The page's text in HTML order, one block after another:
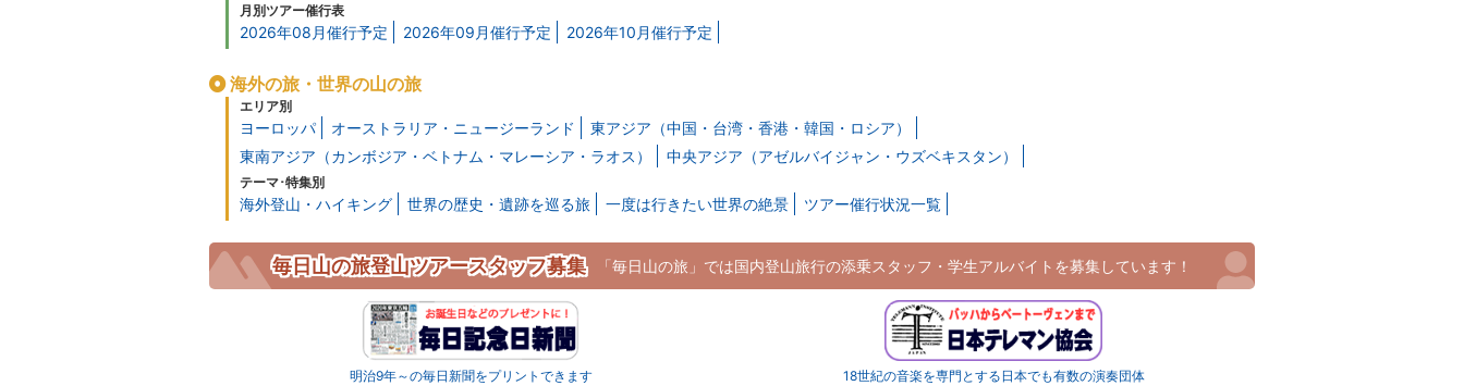
月別ツアー催行表
2026年08月催行予定 2026年09月催行予定 2026年10月催行予定
海外の旅・世界の山の旅
エリア別
ヨーロッパ オーストラリア・ニュージーランド
東アジア（中国・台湾・香港・韓国・ロシア）
東南アジア（カンボジア・ベトナム・マレーシア・ラオス）
中央アジア（アゼルバイジャン・ウズベキスタン）
テーマ･特集別
海外登山・ハイキング 世界の歴史・遺跡を巡る旅 一度は行きたい世界の絶景 ツアー催行状況一覧
毎日山の旅登山ツアースタッフ募集 「毎日山の旅」では国内登山旅行の添乗スタッフ・学生アルバイトを募集しています！
明治9年～の毎日新聞をプリントできます 18世紀の音楽を専門とする日本でも有数の演奏団体